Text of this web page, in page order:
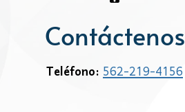
Contáctenos
Teléfono:562-219-4156